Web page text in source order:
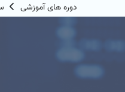
دوره های آموزشی